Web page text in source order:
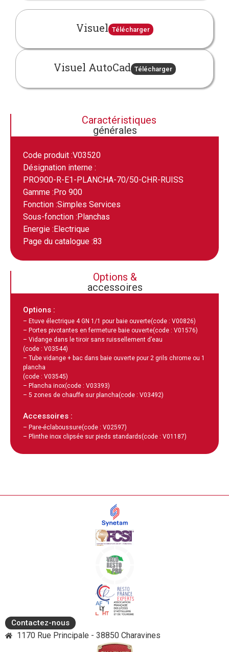
Visuel Télécharger
Visuel AutoCad Télécharger
Caractéristiques
générales
Code produit :V03520
Désignation interne :
PRO900-R-E1-PLANCHA-70/50-CHR-RUISS
Gamme :Pro 900
Fonction :Simples Services
Sous-fonction :Planchas
Energie :Electrique
Page du catalogue :83
Options &
accessoires
Options :
– Etuve électrique 4 GN 1/1 pour baie ouverte(code : V00826)
– Portes pivotantes en fermeture baie ouverte(code : V01576)
– Vidange dans le tiroir sans ruissellement d’eau
(code : V03544)
– Tube vidange + bac dans baie ouverte pour 2 grils chrome ou 1
plancha
(code : V03545)
– Plancha inox(code : V03393)
– 5 zones de chauffe sur plancha(code : V03492)
Accessoires :
– Pare-éclaboussure(code : V02597)
– Plinthe inox clipsée sur pieds standards(code : V01187)
Contactez-nous
1170 Rue Principale - 38850 Charavines